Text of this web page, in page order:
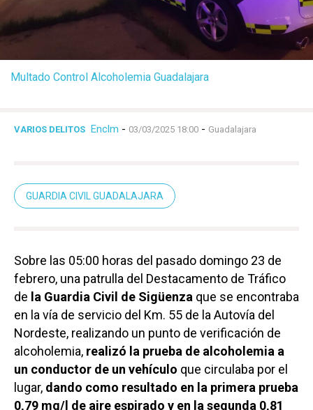
Multado Control Alcoholemia Guadalajara
VARIOS DELITOS Enclm - 03/03/2025 18:00 - Guadalajara
GUARDIA CIVIL GUADALAJARA
Sobre las 05:00 horas del pasado domingo 23 de
febrero, una patrulla del Destacamento de Tráfico
de la Guardia Civil de Sigüenza que se encontraba
en la vía de servicio del Km. 55 de la Autovía del
Nordeste, realizando un punto de verificación de
alcoholemia, realizó la prueba de alcoholemia a
un conductor de un vehículo que circulaba por el
lugar, dando como resultado en la primera prueba
0,79 mg/l de aire espirado y en la segunda 0,81